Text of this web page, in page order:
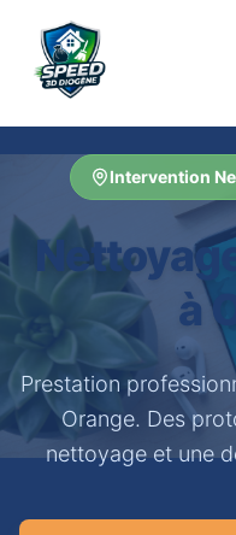
Intervention
à
Prestation
Orange. Des
nettoyage et une